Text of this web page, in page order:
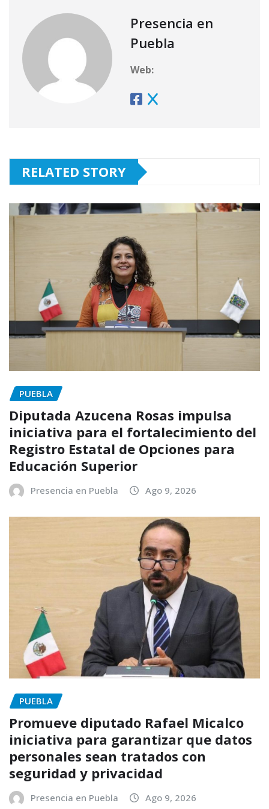
Presencia en
Puebla
Web:
RELATED STORY
PUEBLA
Diputada Azucena Rosas impulsa
iniciativa para el fortalecimiento del
Registro Estatal de Opciones para
Educación Superior
Presencia en Puebla Ago 9, 2026
PUEBLA
Promueve diputado Rafael Micalco
iniciativa para garantizar que datos
personales sean tratados con
seguridad y privacidad
Presencia en Puebla Ago 9, 2026